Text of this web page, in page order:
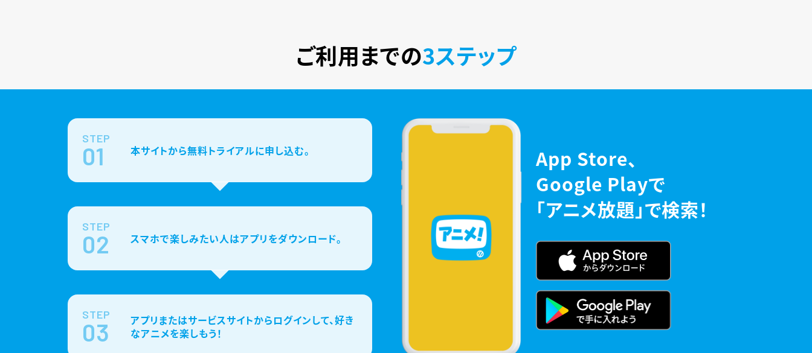
ご利用までの3ステップ
STEP
01 本サイトから無料トライアルに申し込む。
STEP
02 スマホで楽しみたい人はアプリをダウンロード。
STEP
03
アプリまたはサービスサイトからログインして、好き
なアニメを楽しもう！
App Store、
Google Playで
「アニメ放題」で検索！